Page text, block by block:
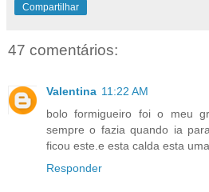
Compartilhar
47 comentários:
Valentina 11:22 AM
bolo formigueiro foi o meu
sempre o fazia quando ia
ficou este.e esta calda esta
Responder